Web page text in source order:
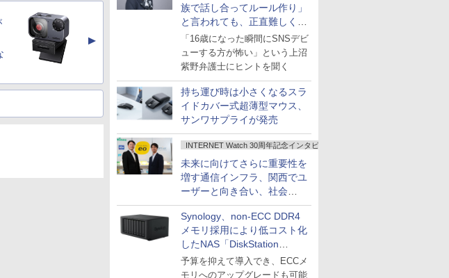
族で話し合ってルール作り」
と言われても、正直難しくな
いですか？
「16歳になった瞬間にSNSデビ
ューする方が怖い」という上沼
紫野弁護士にヒントを聞く
持ち運び時は小さくなるスラ
イドカバー式超薄型マウス、
サンワサプライが発売
INTERNET Watch 30周年記念インタビュー
未来に向けてさらに重要性を
増す通信インフラ、関西でユ
ーザーと向き合い、社会
の“あたらしい”を起動し続け
る～オプテージ
Synology、non-ECC DDR4
メモリ採用により低コスト化
したNAS「DiskStation
neo+」シリーズ
予算を抑えて導入でき、ECCメ
モリへのアップグレードも可能
▲